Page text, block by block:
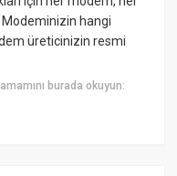
Modeminizin hangi
üreticinizin resmi
burada okuyun: